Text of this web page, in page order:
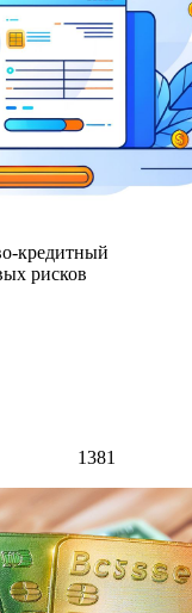
кредитный
рисков
1381